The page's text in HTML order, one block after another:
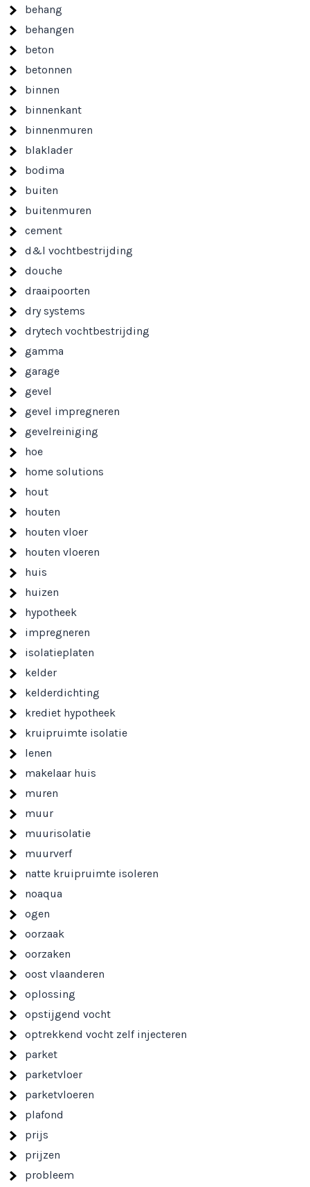
behang
behangen
beton
betonnen
binnen
binnenkant
binnenmuren
blaklader
bodima
buiten
buitenmuren
cement
d&l vochtbestrijding
douche
draaipoorten
dry systems
drytech vochtbestrijding
gamma
garage
gevel
gevel impregneren
gevelreiniging
hoe
home solutions
hout
houten
houten vloer
houten vloeren
huis
huizen
hypotheek
impregneren
isolatieplaten
kelder
kelderdichting
krediet hypotheek
kruipruimte isolatie
lenen
makelaar huis
muren
muur
muurisolatie
muurverf
natte kruipruimte isoleren
noaqua
ogen
oorzaak
oorzaken
oost vlaanderen
oplossing
opstijgend vocht
optrekkend vocht zelf injecteren
parket
parketvloer
parketvloeren
plafond
prijs
prijzen
probleem